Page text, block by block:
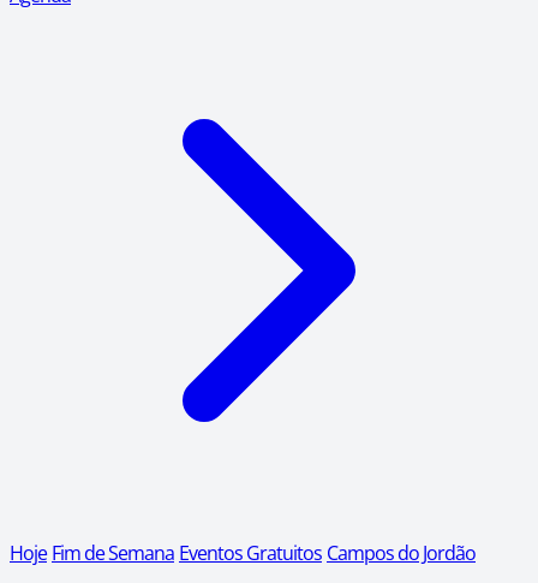
Hoje Fim de Semana Eventos Gratuitos Campos do Jordão